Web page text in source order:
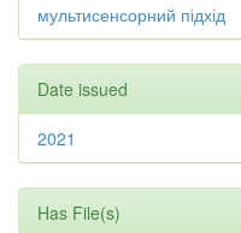
мультисенсорний підхід
Date issued
2021
Has File(s)